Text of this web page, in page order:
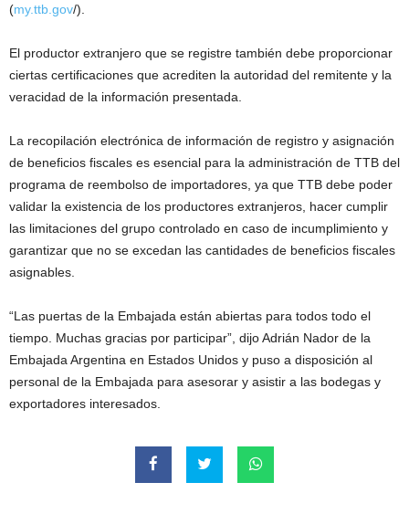
(my.ttb.gov/).
El productor extranjero que se registre también debe proporcionar
ciertas certificaciones que acrediten la autoridad del remitente y la
veracidad de la información presentada.
La recopilación electrónica de información de registro y asignación
de beneficios fiscales es esencial para la administración de TTB del
programa de reembolso de importadores, ya que TTB debe poder
validar la existencia de los productores extranjeros, hacer cumplir
las limitaciones del grupo controlado en caso de incumplimiento y
garantizar que no se excedan las cantidades de beneficios fiscales
asignables.
“Las puertas de la Embajada están abiertas para todos todo el
tiempo. Muchas gracias por participar”, dijo Adrián Nador de la
Embajada Argentina en Estados Unidos y puso a disposición al
personal de la Embajada para asesorar y asistir a las bodegas y
exportadores interesados.